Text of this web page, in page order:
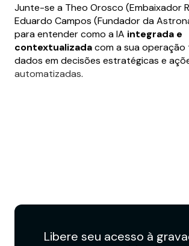
Junte-se a Theo Orosco (Embaixador
Eduardo Campos (Fundador da
para entender como a IA integrada e
contextualizadacom a sua
dados em decisões estratégicas e
automatizadas.
Libere seu acesso à